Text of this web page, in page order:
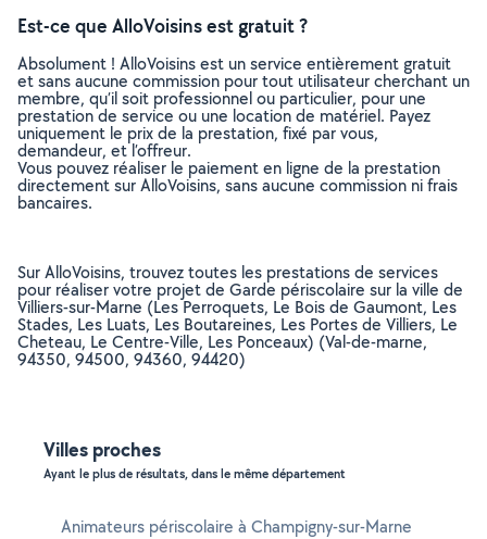
Est-ce que AlloVoisins est gratuit ?
Absolument ! AlloVoisins est un service entièrement gratuit
et sans aucune commission pour tout utilisateur cherchant un
membre, qu’il soit professionnel ou particulier, pour une
prestation de service ou une location de matériel. Payez
uniquement le prix de la prestation, fixé par vous,
demandeur, et l’offreur.
Vous pouvez réaliser le paiement en ligne de la prestation
directement sur AlloVoisins, sans aucune commission ni frais
bancaires.
Sur AlloVoisins, trouvez toutes les prestations de services
pour réaliser votre projet de Garde périscolaire sur la ville de
Villiers-sur-Marne (Les Perroquets, Le Bois de Gaumont, Les
Stades, Les Luats, Les Boutareines, Les Portes de Villiers, Le
Cheteau, Le Centre-Ville, Les Ponceaux) (Val-de-marne,
94350, 94500, 94360, 94420)
Villes proches
Ayant le plus de résultats, dans le même département
Animateurs périscolaire à Champigny-sur-Marne